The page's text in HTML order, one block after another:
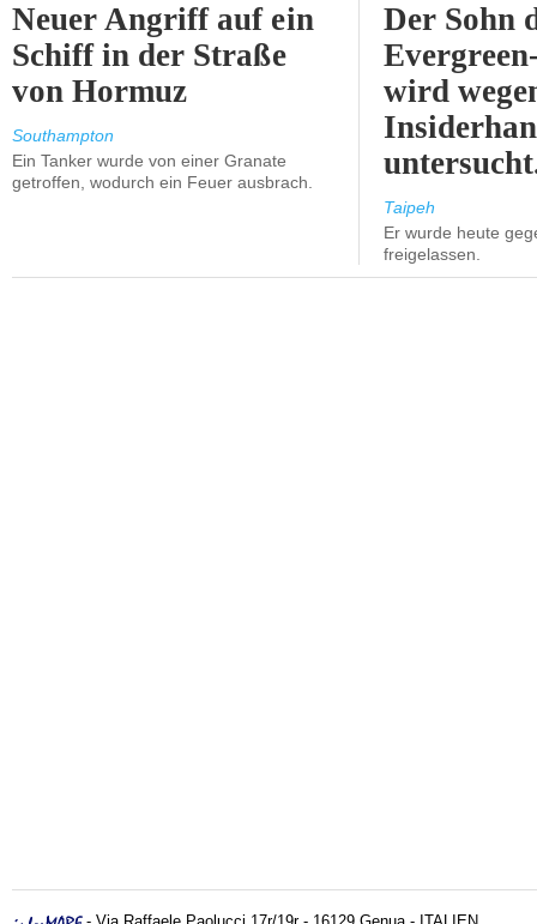
Neuer Angriff auf ein
Schiff in der Straße
von Hormuz
Southampton
Ein Tanker wurde von einer Granate
getroffen, wodurch ein Feuer ausbrach.
Der Sohn
wird
Taipeh
Er wurde heute
freigelassen.